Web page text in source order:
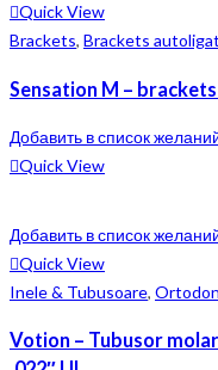
Quick View
Brackets, Brackets
Sensation M –
Добавить в список
Quick View
Добавить в список
Quick View
Inele & Tubusoare,
Votion – Tubusor